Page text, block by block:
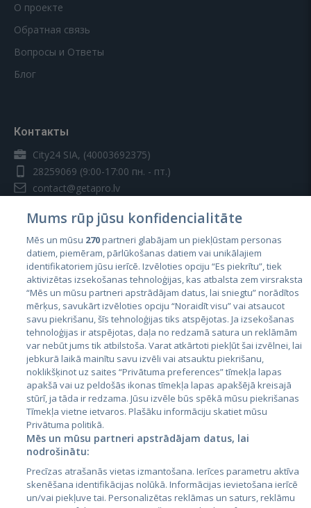
О проекте
Обратная связь
Вопросы и Ответы
Блог
Контакты
City24 SIA, (40003692375)
28259069 (9:00-17:00 пн. - пт.)
contact@getapro.lv
Страны
Эстония
Латвия
Литва
City24.lv
City24.ee
GetaPro.lv
CVbankas.lt
Kainos.lt
Paslaugos.lt
Mums rūp jūsu konfidencialitāte
Mēs un mūsu 270partneri glabājam un piekļūstam personas
datiem, piemēram, pārlūkošanas datiem vai unikālajiem
identifikatoriem jūsu ierīcē. Izvēloties opciju “Es piekrītu”, tiek
aktivizētas izsekošanas tehnoloģijas, kas atbalsta zem virsraksta
“Mēs un mūsu partneri apstrādājam datus, lai sniegtu” norādītos
mērķus, savukārt izvēloties opciju “Noraidīt visu” vai atsaucot
savu piekrišanu, šīs tehnoloģijas tiks atspējotas. Ja izsekošanas
tehnoloģijas ir atspējotas, daļa no redzamā satura un reklāmām
var nebūt jums tik atbilstoša. Varat atkārtoti piekļūt šai izvēlnei, lai
jebkurā laikā mainītu savu izvēli vai atsauktu piekrišanu,
noklikšķinot uz saites “Privātuma preferences” tīmekļa lapas
apakšā vai uz peldošās ikonas tīmekļa lapas apakšējā kreisajā
stūrī, ja tāda ir redzama. Jūsu izvēle būs spēkā mūsu piekrišanas
Tīmekļa vietne ietvaros. Plašāku informāciju skatiet mūsu
Privātuma politikā.
Mēs un mūsu partneri apstrādājam datus, lai
nodrošinātu:
Precīzas atrašanās vietas izmantošana. Ierīces parametru aktīva
skenēšana identifikācijas nolūkā. Informācijas ievietošana ierīcē
un/vai piekļuve tai. Personalizētas reklāmas un saturs, reklāmu